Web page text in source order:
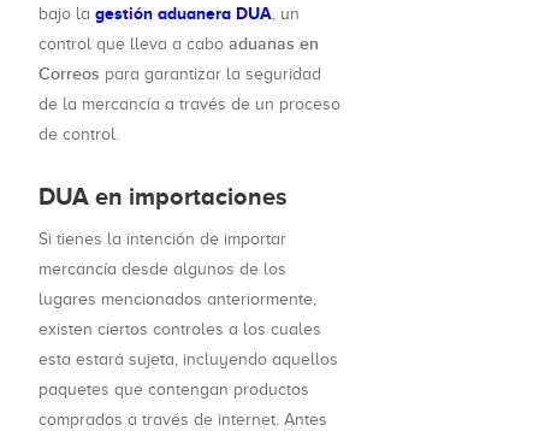
bajo la gestión aduanera DUA, un
control que lleva a cabo aduanas en
Correos para garantizar la seguridad
de la mercancía a través de un proceso
de control.
DUA en importaciones
Si tienes la intención de importar
mercancía desde algunos de los
lugares mencionados anteriormente,
existen ciertos controles a los cuales
esta estará sujeta, incluyendo aquellos
paquetes que contengan productos
comprados a través de internet. Antes